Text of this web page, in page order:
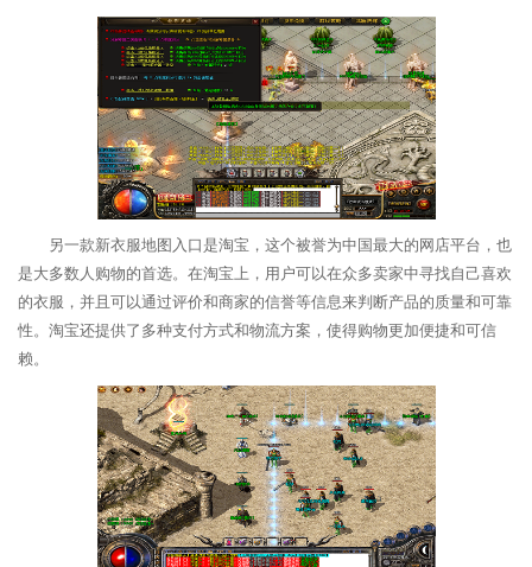
另一款新衣服地图入口是淘宝，这个被誉为中国最大的网店平台，也
是大多数人购物的首选。在淘宝上，用户可以在众多卖家中寻找自己喜欢
的衣服，并且可以通过评价和商家的信誉等信息来判断产品的质量和可靠
性。淘宝还提供了多种支付方式和物流方案，使得购物更加便捷和可信
赖。